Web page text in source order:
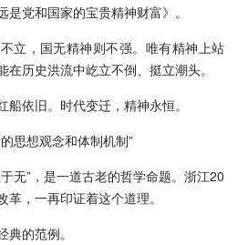
党和国家的宝贵精神财富》。
立，国无精神则不强。唯有精神上站
历史洪流中屹立不倒、挺立潮头。
依旧。时代变迁，精神永恒。
思想观念和体制机制”
无”，是一道古老的哲学命题。浙江20
，一再印证着这个道理。
的范例。